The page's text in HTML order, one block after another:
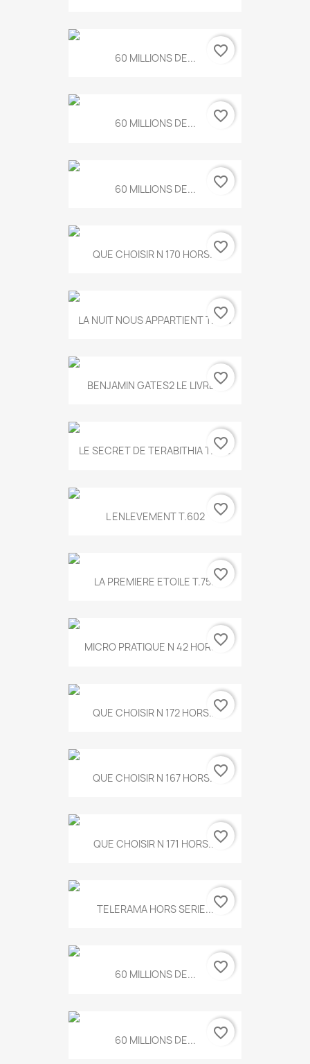
60 MILLIONS DE... favorite_border
60 MILLIONS DE... favorite_border
60 MILLIONS DE... favorite_border
QUE CHOISIR N 170 HORS...favorite_border
LA NUIT NOUS APPARTIENT T.634
favorite_border
BENJAMIN GATES2 LE LIVRE...
favorite_border
LE SECRET DE TERABITHIA T.560
favorite_border
L ENLEVEMENT T.602 favorite_border
LA PREMIERE ETOILE T.755favorite_border
MICRO PRATIQUE N 42 HORS...
favorite_border
QUE CHOISIR N 172 HORS...favorite_border
QUE CHOISIR N 167 HORS...favorite_border
QUE CHOISIR N 171 HORS...favorite_border
TELERAMA HORS SERIE...favorite_border
60 MILLIONS DE... favorite_border
60 MILLIONS DE... favorite_border